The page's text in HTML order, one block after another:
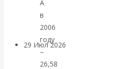
посткапитализму
29 Июл 2026
А
в
2006
году
–
26,58